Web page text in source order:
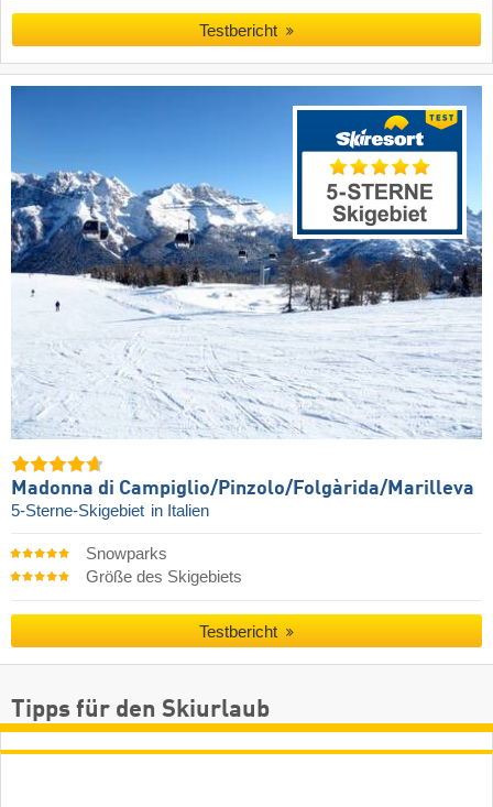
Testbericht
Madonna di Campiglio/​Pinzolo/​Folgàrida/​Marilleva
5-Sterne-Skigebiet in Italien
Snowparks
Größe des Skigebiets
Testbericht
Tipps für den Skiurlaub